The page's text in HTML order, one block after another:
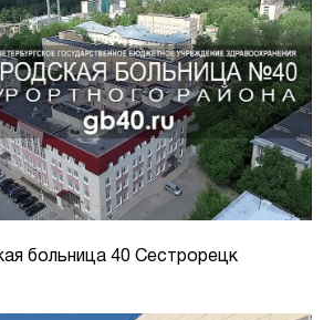
больница 40 Сестрорецк